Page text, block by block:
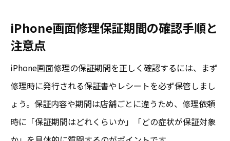
iPhone画面修理保証期間の確認手順と
注意点
iPhone画面修理の保証期間を正しく確認するには、まず
修理時に発行される保証書やレシートを必ず保管しまし
ょう。保証内容や期間は店舗ごとに違うため、修理依頼
時に「保証期間はどれくらいか」「どの症状が保証対象